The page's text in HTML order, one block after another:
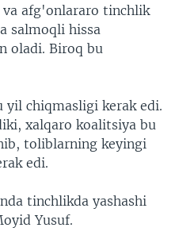
afg'onlararo tinchlik
salmoqli hissa
oladi. Biroq bu
yil chiqmasligi kerak edi.
xalqaro koalitsiya bu
toliblarning keyingi
edi.
tinchlikda yashashi
Yusuf.